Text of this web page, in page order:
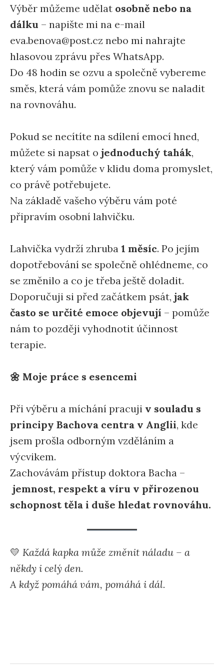
Výběr můžeme udělat osobně nebo na
dálku – napište mi na e-mail
eva.benova@post.cz nebo mi nahrajte
hlasovou zprávu přes WhatsApp.
Do 48 hodin se ozvu a společně vybereme
směs, která vám pomůže znovu se naladit
na rovnováhu.
Pokud se necítíte na sdílení emocí hned,
můžete si napsat o jednoduchý tahák,
který vám pomůže v klidu doma promyslet,
co právě potřebujete.
Na základě vašeho výběru vám poté
připravím osobní lahvičku.
Lahvička vydrží zhruba 1 měsíc. Po jejím
dopotřebování se společně ohlédneme, co
se změnilo a co je třeba ještě doladit.
Doporučuji si před začátkem psát, jak
často se určité emoce objevují – pomůže
nám to později vyhodnotit účinnost
terapie.
🌼 Moje práce s esencemi
Při výběru a míchání pracuji v souladu s
principy Bachova centra v Anglii, kde
jsem prošla odborným vzděláním a
výcvikem.
Zachovávám přístup doktora Bacha –
jemnost, respekt a víru v přirozenou
schopnost těla i duše hledat rovnováhu.
💛 Každá kapka může změnit náladu – a
někdy i celý den.
A když pomáhá vám, pomáhá i dál.